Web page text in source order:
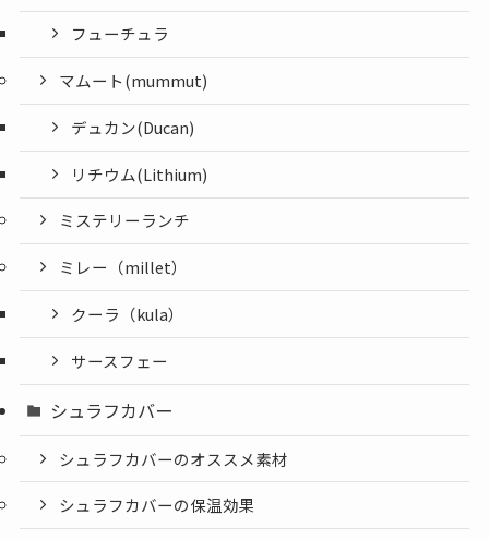
フューチュラ
マムート(mummut)
デュカン(Ducan)
リチウム(Lithium)
ミステリーランチ
ミレー（millet）
クーラ（kula）
サースフェー
シュラフカバー
シュラフカバーのオススメ素材
シュラフカバーの保温効果